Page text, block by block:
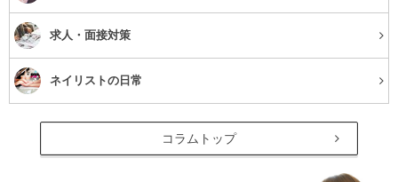
求人・面接対策
ネイリストの日常
コラムトップ